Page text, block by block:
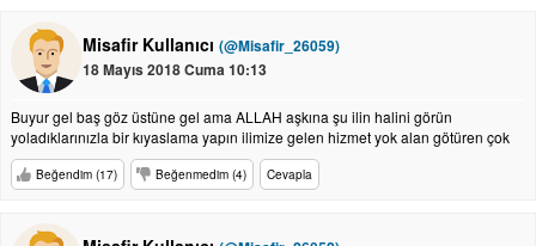
Misafir Kullanıcı (@Misafir_26059)
18 Mayıs 2018 Cuma 10:13
Buyur gel baş göz üstüne gel ama ALLAH aşkına şu ilin halini görün
yoladıklarınızla bir kıyaslama yapın ilimize gelen hizmet yok alan götüren çok
Beğendim (17) Beğenmedim (4) Cevapla